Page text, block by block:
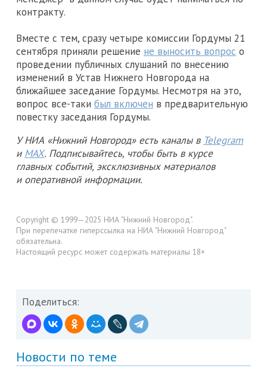
контракту.
Вместе с тем, сразу четыре комиссии Гордумы 21
сентября приняли решение не выносить вопрос о
проведении публичных слушаний по внесению
изменений в Устав Нижнего Новгорода на
ближайшее заседание Гордумы. Несмотря на это,
вопрос все-таки был включен в предварительную
повестку заседания Гордумы.
У НИА «Нижний Новгород» есть каналы в Telegram
и MAX. Подписывайтесь, чтобы быть в курсе
главных событий, эксклюзивных материалов
и оперативной информации.
Copyright © 1999—2025 НИА "Нижний Новгород".
При перепечатке гиперссылка на НИА "Нижний Новгород"
обязательна.
Настоящий ресурс может содержать материалы 18+
Поделиться:
Новости по теме